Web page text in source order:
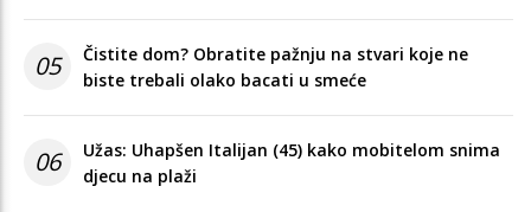
05
Čistite dom? Obratite pažnju na stvari koje ne
biste trebali olako bacati u smeće
06
Užas: Uhapšen Italijan (45) kako mobitelom snima
djecu na plaži